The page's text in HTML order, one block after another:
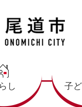
し 子